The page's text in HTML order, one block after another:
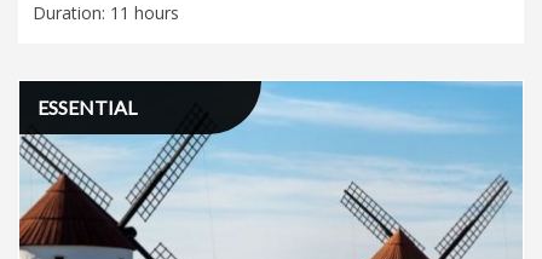
Duration: 11 hours
ESSENTIAL